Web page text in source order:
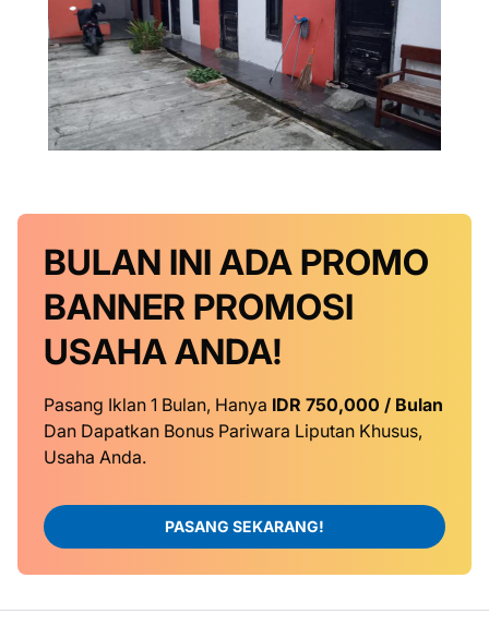
BULAN INI ADA PROMO
BANNER PROMOSI
USAHA ANDA!
Pasang Iklan 1 Bulan, Hanya IDR 750,000 / Bulan
Dan Dapatkan Bonus Pariwara Liputan Khusus,
Usaha Anda.
PASANG SEKARANG!